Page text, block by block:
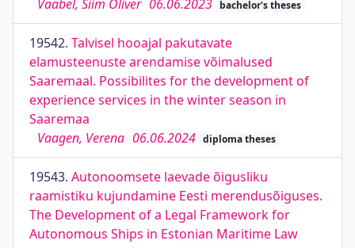
Vaabel, Siim Oliver 06.06.2023 bachelor's theses
19542. Talvisel hooajal pakutavate
elamusteenuste arendamise võimalused
Saaremaal. Possibilites for the development of
experience services in the winter season in
Saaremaa
Vaagen, Verena 06.06.2024 diploma theses
19543. Autonoomsete laevade õigusliku
raamistiku kujundamine Eesti merendusõiguses.
The Development of a Legal Framework for
Autonomous Ships in Estonian Maritime Law